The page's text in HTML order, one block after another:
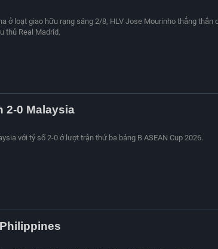
ở loạt giao hữu rạng sáng 2/8, HLV Jose Mourinho thẳng thắn
thủ Real Madrid.
2-0 Malaysia
với tỷ số 2-0 ở lượt trận thứ ba bảng B ASEAN Cup 2026.